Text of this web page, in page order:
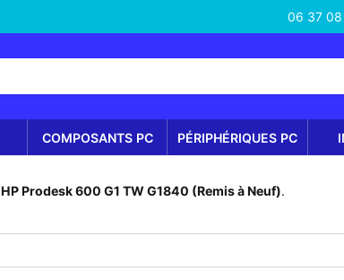
06 37
COMPOSANTS PC PÉRIPHÉRIQUES PC
HP Prodesk 600 G1 TW G1840 (Remis à Neuf).